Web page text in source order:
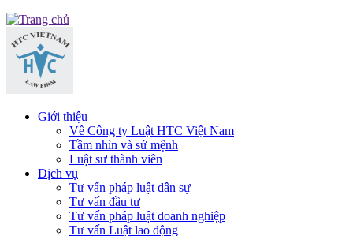
Giới thiệu
Về Công ty Luật HTC Việt Nam
Tầm nhìn và sứ mệnh
Luật sư thành viên
Dịch vụ
Tư vấn pháp luật dân sự
Tư vấn đầu tư
Tư vấn pháp luật doanh nghiệp
Tư vấn Luật lao động